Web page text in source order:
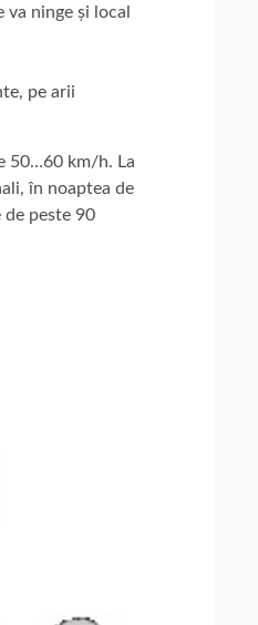
ninge și local
pe arii
50…60 km/h. La
în noaptea de
peste 90